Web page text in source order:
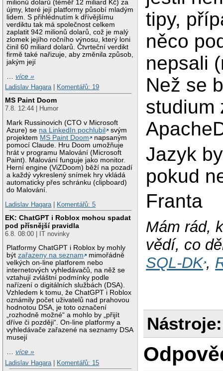
milionů dolarů (téměř 12 miliard Kč) za
újmy, které její platformy působí mladým
lidem. S přihlédnutím k dřívějšímu
verdiktu tak má společnost celkem
zaplatit 942 milionů dolarů, což je malý
zlomek jejího ročního výnosu, který loni
činil 60 miliard dolarů. Čtvrteční verdikt
firmě také nařizuje, aby změnila způsob,
jakým její
…více »
Ladislav Hagara| Komentářů: 19
MS Paint Doom
7.8. 12:44 | Humor
Mark Russinovich (CTO v Microsoft
Azure) se na LinkedIn pochlubil
svým
projektem MS Paint Doom
napsaným
pomocí Claude. Hru Doom umožňuje
hrát v programu Malování (Microsoft
Paint). Malování funguje jako monitor.
Herní engine (ViZDoom) běží na pozadí
a každý vykreslený snímek hry vkládá
automaticky přes schránku (clipboard)
do Malování.
Ladislav Hagara| Komentářů: 5
EK: ChatGPT i Roblox mohou spadat
pod přísnější pravidla
6.8. 08:00 | IT novinky
Platformy ChatGPT i Roblox by mohly
býtzařazeny na seznam
mimořádně
velkých on-line platforem nebo
internetových vyhledávačů, na něž se
vztahují zvláštní podmínky podle
nařízení o digitálních službách (DSA).
Vzhledem k tomu, že ChatGPT i Roblox
oznámily počet uživatelů nad prahovou
hodnotou DSA, je toto označení
„rozhodně možné“ a mohlo by „přijít
dříve či později“. On-line platformy a
vyhledávače zařazené na seznamy DSA
musejí
…více »
Ladislav Hagara | Komentářů: 15
tipy,
něco
nepsali
Než se
studium
Jazyk
pokud
Franta
Mám rád,
vědí, co
SQL-DK,
Nástroje: